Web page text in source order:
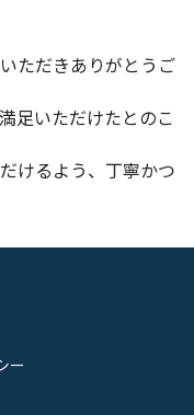
ただきありがとうご
足いただけたとのこ
けるよう、丁寧かつ
ー